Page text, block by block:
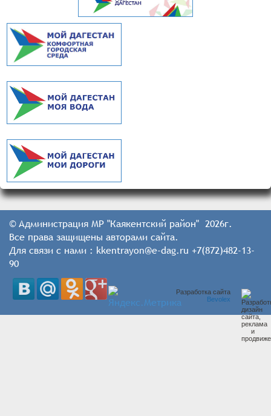
© Администрация МР "Каякентский район" 2026г.
Все права защищены авторами сайта.
Для связи с нами : kkentrayon@e-dag.ru +7(872)482-13-
90
Разработка сайта
Bevolex